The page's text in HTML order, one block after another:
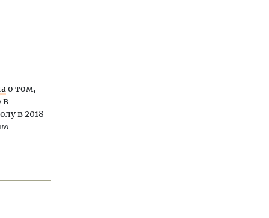
о том,
в
в 2018